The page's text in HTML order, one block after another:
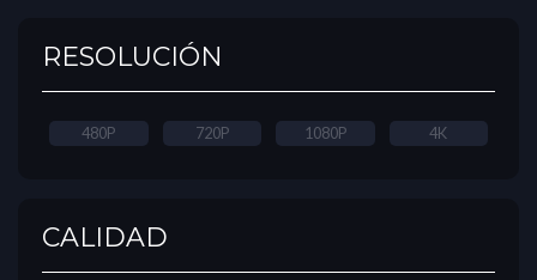
RESOLUCIÓN
480P 720P 1080P 4K
CALIDAD